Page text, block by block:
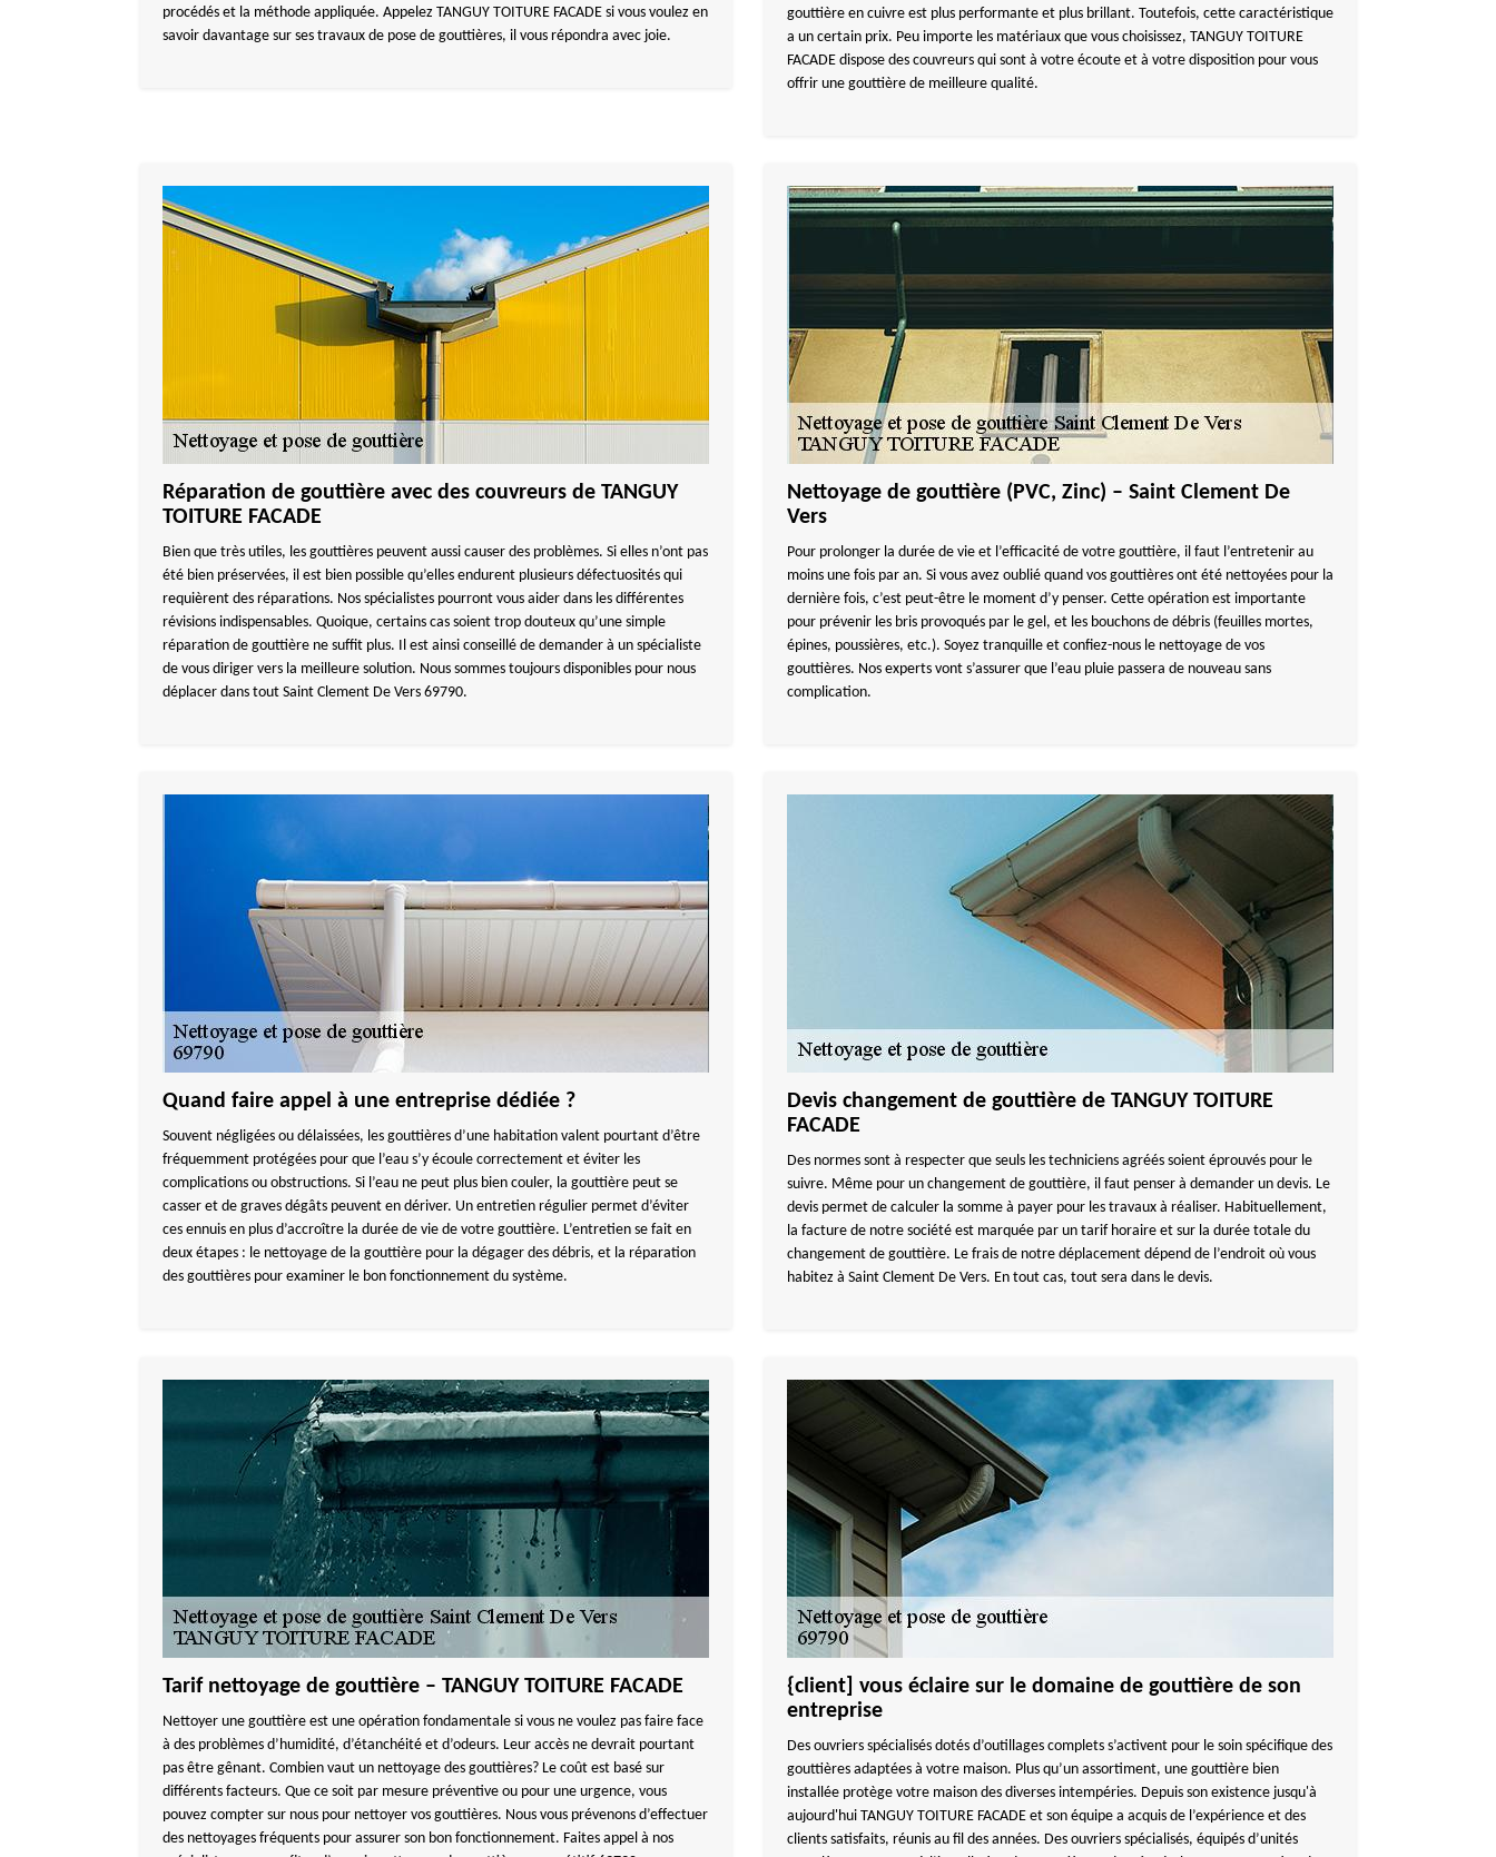
procédés et la méthode appliquée. Appelez TANGUY TOITURE FACADE si vous voulez en
savoir davantage sur ses travaux de pose de gouttières, il vous répondra avec joie.
gouttière en cuivre est plus performante et plus brillant. Toutefois, cette caractéristique
a un certain prix. Peu importe les matériaux que vous choisissez, TANGUY TOITURE
FACADE dispose des couvreurs qui sont à votre écoute et à votre disposition pour vous
offrir une gouttière de meilleure qualité.
Réparation de gouttière avec des couvreurs de TANGUY
TOITURE FACADE
Bien que très utiles, les gouttières peuvent aussi causer des problèmes. Si elles n’ont pas
été bien préservées, il est bien possible qu’elles endurent plusieurs défectuosités qui
requièrent des réparations. Nos spécialistes pourront vous aider dans les différentes
révisions indispensables. Quoique, certains cas soient trop douteux qu’une simple
réparation de gouttière ne suffit plus. Il est ainsi conseillé de demander à un spécialiste
de vous diriger vers la meilleure solution. Nous sommes toujours disponibles pour nous
déplacer dans tout Saint Clement De Vers 69790.
Nettoyage de gouttière (PVC, Zinc) – Saint Clement De
Vers
Pour prolonger la durée de vie et l’efficacité de votre gouttière, il faut l’entretenir au
moins une fois par an. Si vous avez oublié quand vos gouttières ont été nettoyées pour la
dernière fois, c’est peut-être le moment d’y penser. Cette opération est importante
pour prévenir les bris provoqués par le gel, et les bouchons de débris (feuilles mortes,
épines, poussières, etc.). Soyez tranquille et confiez-nous le nettoyage de vos
gouttières. Nos experts vont s’assurer que l’eau pluie passera de nouveau sans
complication.
Quand faire appel à une entreprise dédiée ?
Souvent négligées ou délaissées, les gouttières d’une habitation valent pourtant d’être
fréquemment protégées pour que l’eau s’y écoule correctement et éviter les
complications ou obstructions. Si l’eau ne peut plus bien couler, la gouttière peut se
casser et de graves dégâts peuvent en dériver. Un entretien régulier permet d’éviter
ces ennuis en plus d’accroître la durée de vie de votre gouttière. L’entretien se fait en
deux étapes : le nettoyage de la gouttière pour la dégager des débris, et la réparation
des gouttières pour examiner le bon fonctionnement du système.
Devis changement de gouttière de TANGUY TOITURE
FACADE
Des normes sont à respecter que seuls les techniciens agréés soient éprouvés pour le
suivre. Même pour un changement de gouttière, il faut penser à demander un devis. Le
devis permet de calculer la somme à payer pour les travaux à réaliser. Habituellement,
la facture de notre société est marquée par un tarif horaire et sur la durée totale du
changement de gouttière. Le frais de notre déplacement dépend de l’endroit où vous
habitez à Saint Clement De Vers. En tout cas, tout sera dans le devis.
Tarif nettoyage de gouttière – TANGUY TOITURE FACADE
Nettoyer une gouttière est une opération fondamentale si vous ne voulez pas faire face
à des problèmes d’humidité, d’étanchéité et d’odeurs. Leur accès ne devrait pourtant
pas être gênant. Combien vaut un nettoyage des gouttières? Le coût est basé sur
différents facteurs. Que ce soit par mesure préventive ou pour une urgence, vous
pouvez compter sur nous pour nettoyer vos gouttières. Nous vous prévenons d’effectuer
des nettoyages fréquents pour assurer son bon fonctionnement. Faites appel à nos
{client] vous éclaire sur le domaine de gouttière de son
entreprise
Des ouvriers spécialisés dotés d’outillages complets s’activent pour le soin spécifique des
gouttières adaptées à votre maison. Plus qu’un assortiment, une gouttière bien
installée protège votre maison des diverses intempéries. Depuis son existence jusqu'à
aujourd'hui TANGUY TOITURE FACADE et son équipe a acquis de l’expérience et des
clients satisfaits, réunis au fil des années. Des ouvriers spécialisés, équipés d’unités